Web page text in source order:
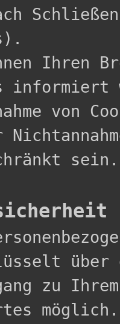
Ihren
informiert
von
sein.
über
zu
möglich.